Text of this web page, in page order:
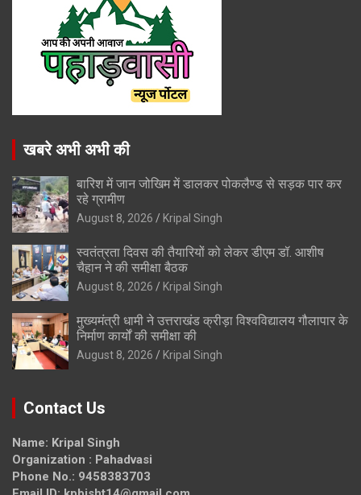
खबरे अभी अभी की
बारिश में जान जोखिम में डालकर पोकलैण्ड से सड़क पार कर
रहे ग्रामीण
August 8, 2026 Kripal Singh
स्वतंत्रता दिवस की तैयारियों को लेकर डीएम डॉ. आशीष
चैहान ने की समीक्षा बैठक
August 8, 2026 Kripal Singh
मुख्यमंत्री धामी ने उत्तराखंड क्रीड़ा विश्वविद्यालय गौलापार के
निर्माण कार्यों की समीक्षा की
August 8, 2026 Kripal Singh
Contact Us
Name: Kripal Singh
Organization : Pahadvasi
Phone No.: 9458383703